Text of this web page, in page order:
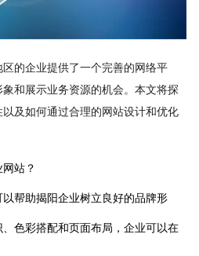
的企业提供了一个完善的网络平
和展示业务资源的机会。本文将探
及如何通过合理的网站设计和优化
站？
帮助揭阳企业树立良好的品牌形
色彩搭配和页面布局，企业可以在